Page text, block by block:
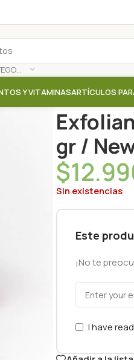
SELECCIONAR CATEGORÍA
Y VITAMINASARTÍCULOS
gr /
$
Sin existencias
Este
¡No te
I have